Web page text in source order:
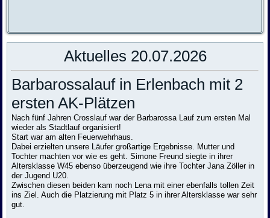
Aktuelles 20.07.2026
Barbarossalauf in Erlenbach mit 2
ersten AK-Plätzen
Nach fünf Jahren Crosslauf war der Barbarossa Lauf zum ersten Mal
wieder als Stadtlauf organisiert!
Start war am alten Feuerwehrhaus.
Dabei erzielten unsere Läufer großartige Ergebnisse. Mutter und
Tochter machten vor wie es geht. Simone Freund siegte in ihrer
Altersklasse W45 ebenso überzeugend wie ihre Tochter Jana Zöller in
der Jugend U20.
Zwischen diesen beiden kam noch Lena mit einer ebenfalls tollen Zeit
ins Ziel. Auch die Platzierung mit Platz 5 in ihrer Altersklasse war sehr
gut.